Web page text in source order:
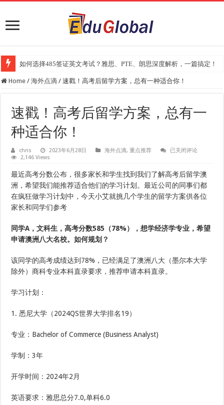
如何选择485签证英文考试？雅思、PTE、朗思深度解析，一篇搞定！
2025年《澳洲金融评论报》大学排名出炉：一份关乎本地就业与声誉的
Home / 海外点滴 / 速戳！高考后留学方案，总有一种适合你！
速戳！高考后留学方案，总有一
种适合你！
chris 2023年6月28日 海外点滴,重点推荐
速
考
后
留
学
有
一
你！
已关闭评论
2,146 Views
最近高考分数公布，很多家长和学生找到我们了解高考后留学澳
洲，希望我们能推荐适合他们的学习计划。最近公司的同事们都
在疯狂做学习计划中，今天小艾就挑几个学生的留学方案供各位
家长和同学们参考
同学A，文科生，高考分数585（78%），想学经济学专业，希望
申请澳洲八大名校。如何规划？
该同学的高考成绩达到78%，已经满足了澳洲八大（墨尔本大学
除外）商科专业本科直录要求，推荐申请本科直录。
学习计划：
1. 悉尼大学（2024QS世界大学排名19）
专业：Bachelor of Commerce (Business Analyst)
学制：3年
开学时间：2024年2月
英语要求：雅思总分7.0,单科6.0